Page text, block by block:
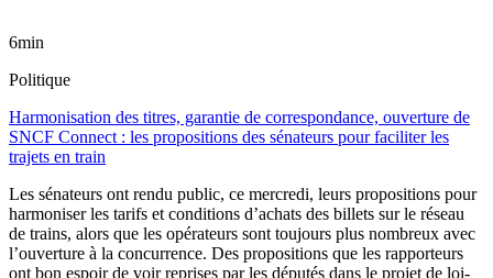
6min
Politique
Harmonisation des titres, garantie de correspondance, ouverture de
SNCF Connect : les propositions des sénateurs pour faciliter les
trajets en train
Les sénateurs ont rendu public, ce mercredi, leurs propositions pour
harmoniser les tarifs et conditions d’achats des billets sur le réseau
de trains, alors que les opérateurs sont toujours plus nombreux avec
l’ouverture à la concurrence. Des propositions que les rapporteurs
ont bon espoir de voir reprises par les députés dans le projet de loi-